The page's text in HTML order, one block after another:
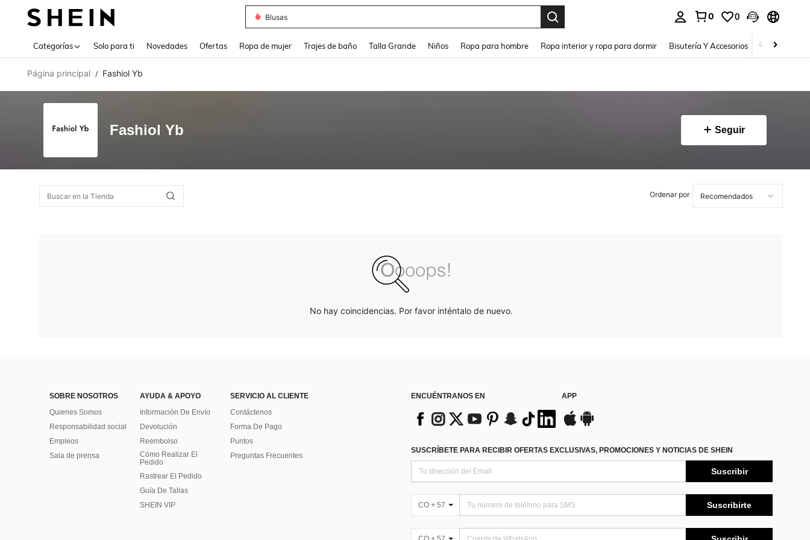
Blusas
0 0
Categorías Solo para ti Novedades Ofertas Ropa de mujer Trajes de baño Talla Grande Niños Ropa para hombre Ropa interior y ropa para dormir Bisutería Y Accesorios Zapatos
Página principal / Fashiol Yb
Fashiol Yb Seguir
Ordenar por
No hay coincidencias. Por favor inténtalo de nuevo.
SOBRE NOSOTROS
Quienes Somos
Responsabilidad social
Empleos
Sala de prensa
AYUDA & APOYO
Información De Envío
Devolución
Reembolso
Cómo Realizar El
Pedido
Rastrear El Pedido
Guía De Tallas
SHEIN VIP
SERVICIO AL CLIENTE
Contáctenos
Forma De Pago
Puntos
Preguntas Frecuentes
ENCUÉNTRANOS EN APP
SUSCRÍBETE PARA RECIBIR OFERTAS EXCLUSIVAS, PROMOCIONES Y NOTICIAS DE SHEIN
Suscribir
CO + 57 Suscribirte